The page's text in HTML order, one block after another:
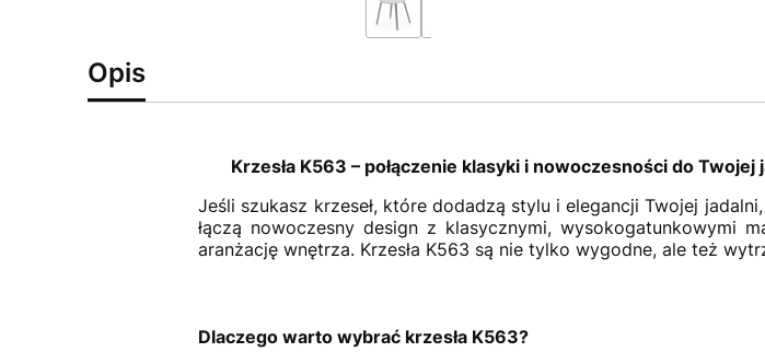
Opis
Krzesła K563 – połączenie klasyki i nowoczesności do Twojej
Jeśli szukasz krzeseł, które dodadzą stylu i elegancji Twojej
łączą nowoczesny design z klasycznymi, wysokogatunkowymi
aranżację wnętrza. Krzesła K563 są nie tylko wygodne, ale też
Dlaczego warto wybrać krzesła K563?